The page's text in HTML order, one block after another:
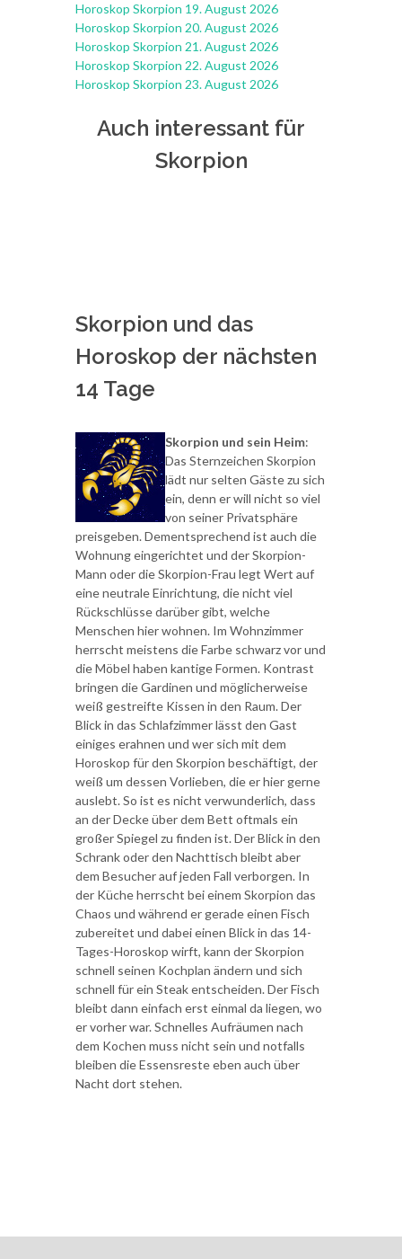
Horoskop Skorpion 19. August 2026
Horoskop Skorpion 20. August 2026
Horoskop Skorpion 21. August 2026
Horoskop Skorpion 22. August 2026
Horoskop Skorpion 23. August 2026
Auch interessant für
Skorpion
Skorpion und das
Horoskop der nächsten
14 Tage
Skorpion und sein Heim:
Das Sternzeichen Skorpion
lädt nur selten Gäste zu sich
ein, denn er will nicht so viel
von seiner Privatsphäre
preisgeben. Dementsprechend ist auch die
Wohnung eingerichtet und der Skorpion-
Mann oder die Skorpion-Frau legt Wert auf
eine neutrale Einrichtung, die nicht viel
Rückschlüsse darüber gibt, welche
Menschen hier wohnen. Im Wohnzimmer
herrscht meistens die Farbe schwarz vor und
die Möbel haben kantige Formen. Kontrast
bringen die Gardinen und möglicherweise
weiß gestreifte Kissen in den Raum. Der
Blick in das Schlafzimmer lässt den Gast
einiges erahnen und wer sich mit dem
Horoskop für den Skorpion beschäftigt, der
weiß um dessen Vorlieben, die er hier gerne
auslebt. So ist es nicht verwunderlich, dass
an der Decke über dem Bett oftmals ein
großer Spiegel zu finden ist. Der Blick in den
Schrank oder den Nachttisch bleibt aber
dem Besucher auf jeden Fall verborgen. In
der Küche herrscht bei einem Skorpion das
Chaos und während er gerade einen Fisch
zubereitet und dabei einen Blick in das 14-
Tages-Horoskop wirft, kann der Skorpion
schnell seinen Kochplan ändern und sich
schnell für ein Steak entscheiden. Der Fisch
bleibt dann einfach erst einmal da liegen, wo
er vorher war. Schnelles Aufräumen nach
dem Kochen muss nicht sein und notfalls
bleiben die Essensreste eben auch über
Nacht dort stehen.